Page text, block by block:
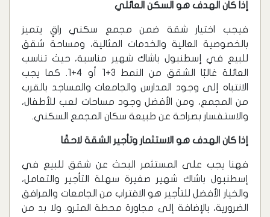
إذا كان الهدف هو السكن العائلي
فيجب اختيار شقة ضمن مجمع سكني راقٍ يتميز
بالخصوصية العالية والخدمات المثالية، ومساحة شقق
للبيع في إسطنبول باشاك شهير مناسبة، حيث تناسب
العائلة غالبًا الشقق من النمط 3+1 أو 4+1. كما يجب
الانتباه إلى وجود المدارس والجامعات والمساجد بالقرب
من المجمع، ومن الأفضل وجود مساحات لعب للأطفال،
والاستفسار بصراحة عن طبيعة سكان المجمع السكني.
إذا كان الهدف هو الاستثمار وتأجير الشقة لاحقًا
فهنا يجب على المستثمر البحث عن شقق للبيع في
إسطنبول باشاك شهير صغيرة سهلة التأجير والتعامل،
والخيار الأفضل للتأجير هو الاقتراب من الجامعات والمرافق
الضرورية، بالإضافة إلى مجاورة محطة المترو. ولا بد من